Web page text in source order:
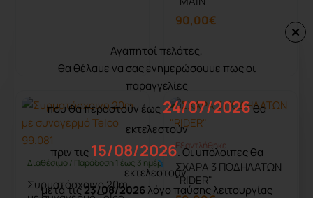
Αγαπητοί πελάτες,
θα θέλαμε να σας ενημερώσουμε πως οι
παραγγελίες
που θα περαστούν έως24/07/2026θα
εκτελεστούν
πριν τις15/08/2026. Οι υπόλοιπες θα
εκτελεστούν
μετά τις23/08/2026λόγο παύσης λειτουργίας
90,00€
Διαθέσιμο / Παράδοση 1 έως 3 ημέρες
Συρματόσχοινο 20m
Εξαντλήθηκε
ΣΧΑΡΑ 3 ΠΟΔΗΛΑΤΩΝ
"RIDER"